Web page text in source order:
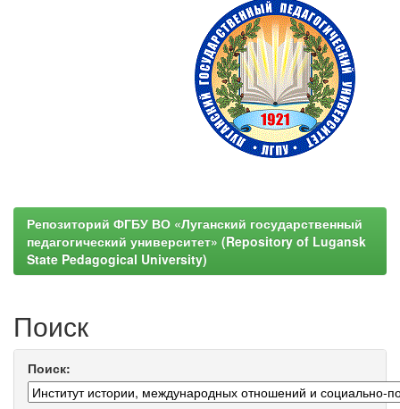
Репозиторий ФГБУ ВО «Луганский государственный
педагогический университет» (Repository of Lugansk
State Pedagogical University)
Поиск
Поиск: